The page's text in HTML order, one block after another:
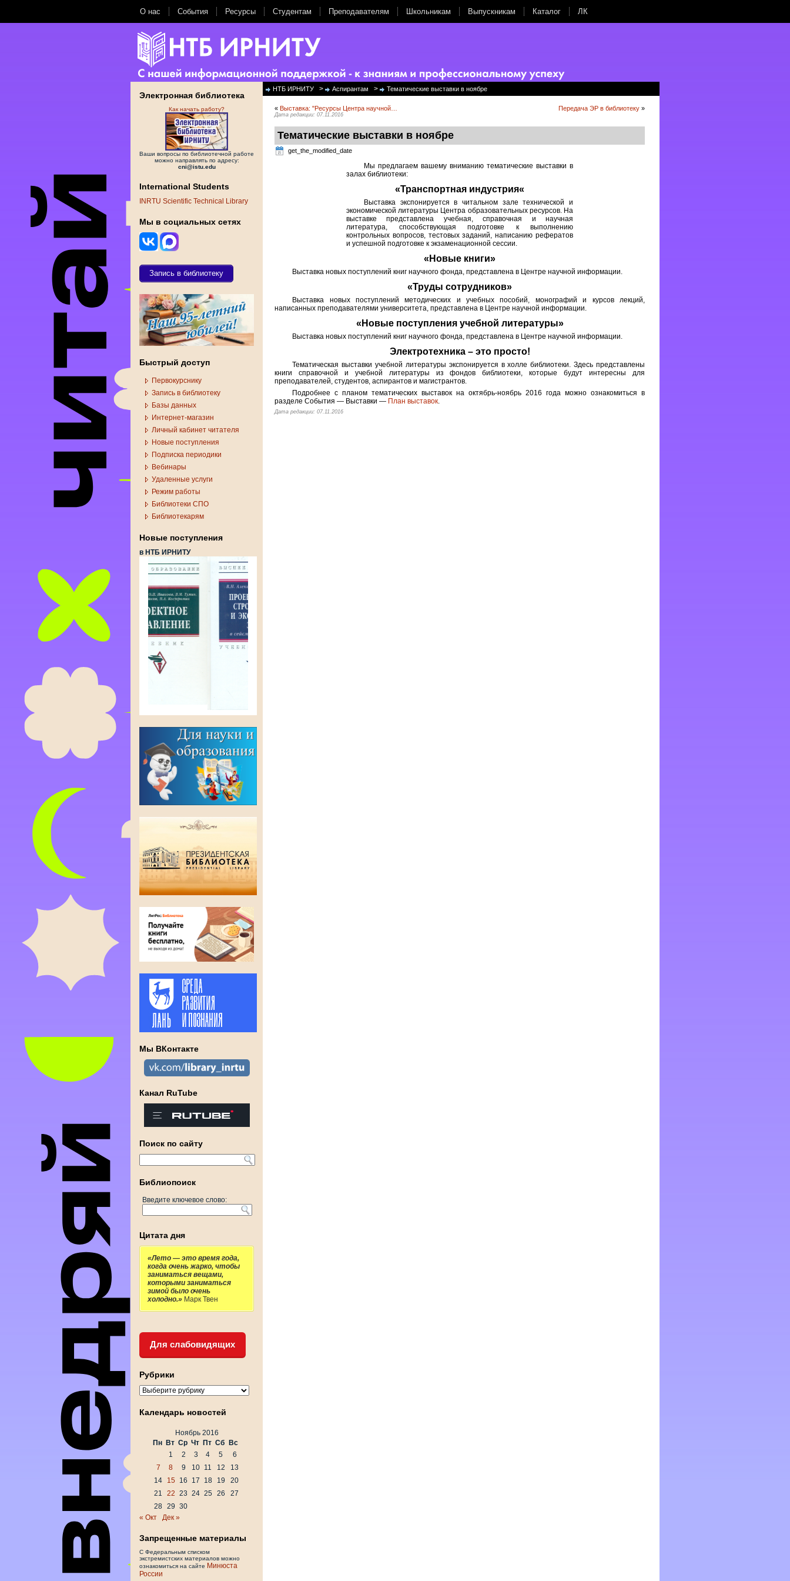
О нас События Ресурсы Студентам Преподавателям Школьникам Выпускникам Каталог ЛК
Электронная библиотека
Как начать работу?
Ваши вопросы по библиотечной работе
можно направлять по адресу:
cni@istu.edu
International Students
INRTU Scientific Technical Library
Мы в социальных сетях
Запись в библиотеку
Быстрый доступ
Первокурснику
Запись в библиотеку
Базы данных
Интернет-магазин
Личный кабинет читателя
Новые поступления
Подписка периодики
Вебинары
Удаленные услуги
Режим работы
Библиотеки СПО
Библиотекарям
Новые поступления
в НТБ ИРНИТУ
Мы ВКонтакте
Канал RuTube
Поиск по сайту
Библиопоиск
Введите ключевое слово:
Цитата дня
«Лето — это время года,
когда очень жарко, чтобы
заниматься вещами,
которыми заниматься
зимой было очень
холодно.» Марк Твен
Для слабовидящих
Рубрики
Рубрики
Календарь новостей
Ноябрь 2016
Пн Вт Ср Чт Пт Сб
Вс
1
2 3 4 5
6
7
8 9 10 11 12
13
14
15 16 17 18 19
20
21
22 23 24 25 26
27
28 29 30
« Окт
Дек »
Запрещенные материалы
С Федеральным списком
экстремистских материалов можно
ознакомиться на сайте Минюста
России
НТБ ИРНИТУ > Аспирантам > Тематические выставки в ноябре
« Выставка: "Ресурсы Центра научной… Передача ЭР в библиотеку »
Дата редакции: 07.11.2016
Тематические выставки в ноябре
get_the_modified_date
Мы предлагаем вашему вниманию тематические выставки в
залах библиотеки:
«Транспортная индустрия«
Выставка экспонируется в читальном зале технической и
экономической литературы Центра образовательных ресурсов. На
выставке представлена учебная, справочная и научная
литература, способствующая подготовке к выполнению
контрольных вопросов, тестовых заданий, написанию рефератов
и успешной подготовке к экзаменационной сессии.
«Новые книги»
Выставка новых поступлений книг научного фонда, представлена в Центре научной информации.
«Труды сотрудников»
Выставка новых поступлений методических и учебных пособий, монографий и курсов лекций,
написанных преподавателями университета, представлена в Центре научной информации.
«Новые поступления учебной литературы»
Выставка новых поступлений книг научного фонда, представлена в Центре научной информации.
Электротехника – это просто!
Тематическая выставки учебной литературы экспонируется в холле библиотеки. Здесь представлены
книги справочной и учебной литературы из фондов библиотеки, которые будут интересны для
преподавателей, студентов, аспирантов и магистрантов.
Подробнее с планом тематических выставок на октябрь-ноябрь 2016 года можно ознакомиться в
разделе События — Выставки — План выставок.
Дата редакции: 07.11.2016